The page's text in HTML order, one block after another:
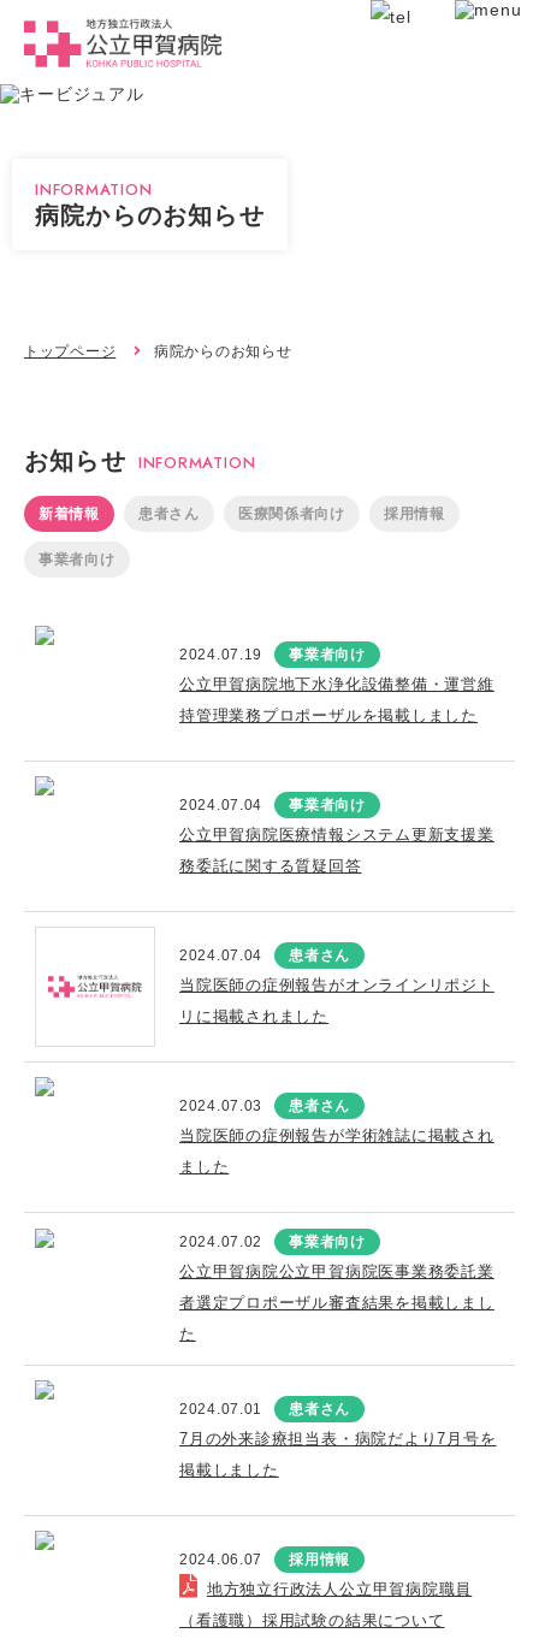
INFORMATION
病院からのお知らせ
トップページ 病院からのお知らせ
お知らせ INFORMATION
新着情報 患者さん 医療関係者向け 採用情報
事業者向け
2024.07.19 事業者向け
公立甲賀病院地下水浄化設備整備・運営維
持管理業務プロポーザルを掲載しました
2024.07.04 事業者向け
公立甲賀病院医療情報システム更新支援業
務委託に関する質疑回答
2024.07.04 患者さん
当院医師の症例報告がオンラインリポジト
リに掲載されました
2024.07.03 患者さん
当院医師の症例報告が学術雑誌に掲載され
ました
2024.07.02 事業者向け
公立甲賀病院公立甲賀病院医事業務委託業
者選定プロポーザル審査結果を掲載しまし
た
2024.07.01 患者さん
7月の外来診療担当表・病院だより7月号を
掲載しました
2024.06.07 採用情報
地方独立行政法人公立甲賀病院職員
（看護職）採用試験の結果について